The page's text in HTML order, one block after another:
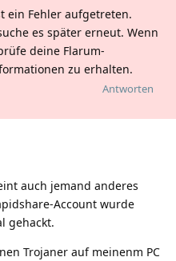
ein Fehler aufgetreten.
es später erneut. Wenn
deine Flarum-
zu erhalten.
Antworten
auch jemand anderes
Account wurde
gehackt.
Trojaner auf meinenm PC